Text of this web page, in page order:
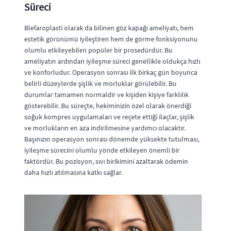
Süreci
Blefaroplasti olarak da bilinen göz kapağı ameliyatı, hem
estetik görünümü iyileştiren hem de görme fonksiyonunu
olumlu etkileyebilen popüler bir prosedürdür. Bu
ameliyatın ardından iyileşme süreci genellikle oldukça hızlı
ve konforludur. Operasyon sonrası ilk birkaç gün boyunca
belirli düzeylerde şişlik ve morluklar görülebilir. Bu
durumlar tamamen normaldir ve kişiden kişiye farklılık
gösterebilir. Bu süreçte, hekiminizin özel olarak önerdiği
soğuk kompres uygulamaları ve reçete ettiği ilaçlar, şişlik
ve morlukların en aza indirilmesine yardımcı olacaktır.
Başınızın operasyon sonrası dönemde yüksekte tutulması,
iyileşme sürecini olumlu yönde etkileyen önemli bir
faktördür. Bu pozisyon, sıvı birikimini azaltarak ödemin
daha hızlı atılmasına katkı sağlar.